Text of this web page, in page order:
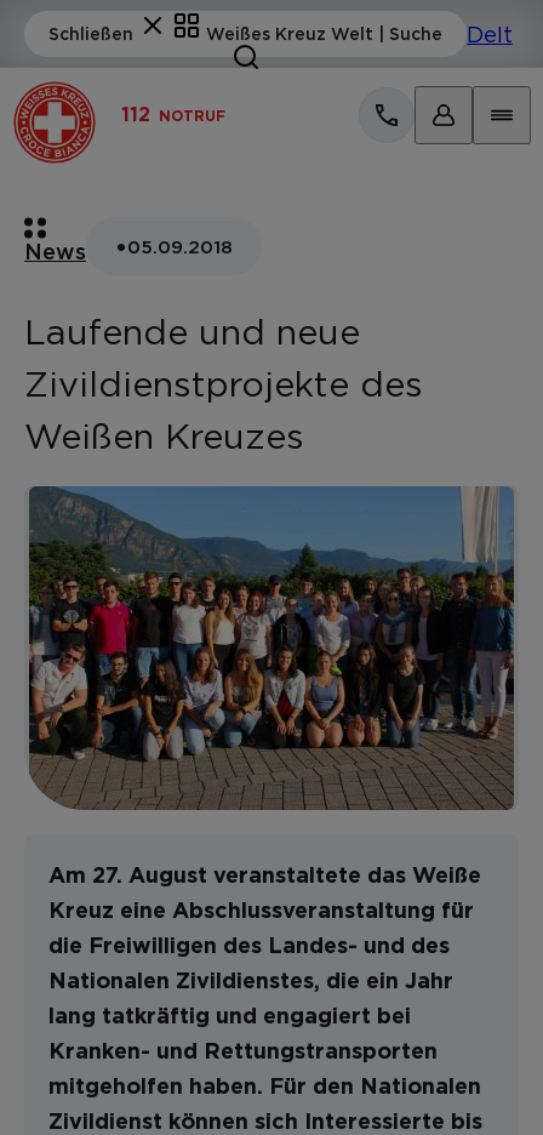
112 NOTRUF
News •05.09.2018
Laufende und neue
Zivildienstprojekte des
Weißen Kreuzes
Am 27. August veranstaltete das Weiße
Kreuz eine Abschlussveranstaltung für
die Freiwilligen des Landes- und des
Nationalen Zivildienstes, die ein Jahr
lang tatkräftig und engagiert bei
Kranken- und Rettungstransporten
mitgeholfen haben. Für den Nationalen
Zivildienst können sich Interessierte bis